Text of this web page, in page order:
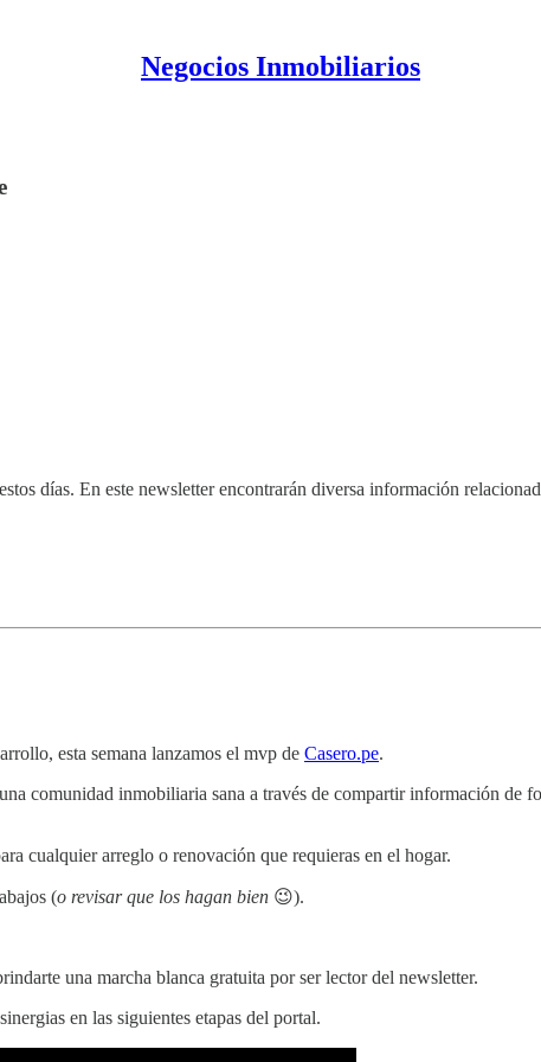
Negocios Inmobiliarios
días. En este newsletter encontrarán diversa información
esta semana lanzamos el mvp de Casero.pe.
comunidad inmobiliaria sana a través de compartir información de
cualquier arreglo o renovación que requieras en el hogar.
(o revisar que los hagan bien 😉).
una marcha blanca gratuita por ser lector del newsletter.
en las siguientes etapas del portal.